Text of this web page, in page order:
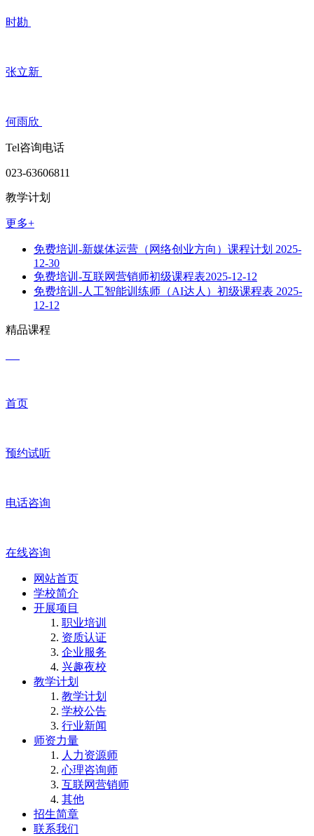
时勘
张立新
何雨欣
Tel咨询电话
023-63606811
教学计划
更多+
免费培训-新媒体运营（网络创业方向）课程计划 2025-
12-30
免费培训-互联网营销师初级课程表​2025-12-12
免费培训-人工智能训练师（AI达人）初级课程表 2025-
12-12
精品课程
首页
预约试听
电话咨询
在线咨询
网站首页
学校简介
开展项目
职业培训
资质认证
企业服务
兴趣夜校
教学计划
教学计划
学校公告
行业新闻
师资力量
人力资源师
心理咨询师
互联网营销师
其他
招生简章
联系我们